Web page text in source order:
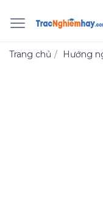
Trang chủ Hướng